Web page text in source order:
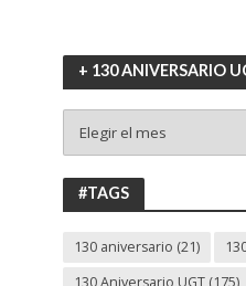
+ 130 ANIVERSARIO
130
ANIVERSARIO
UGT
#TAGS
130 aniversario (21)